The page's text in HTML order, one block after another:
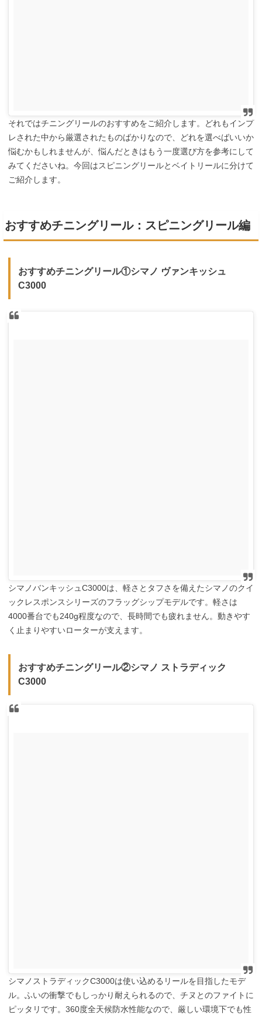
それではチニングリールのおすすめをご紹介します。どれもインプ
レされた中から厳選されたものばかりなので、どれを選べばいいか
悩むかもしれませんが、悩んだときはもう一度選び方を参考にして
みてくださいね。今回はスピニングリールとベイトリールに分けて
ご紹介します。
おすすめチニングリール：スピニングリール編
おすすめチニングリール①シマノ ヴァンキッシュ
C3000
シマノバンキッシュC3000は、軽さとタフさを備えたシマノのクイ
ックレスポンスシリーズのフラッグシップモデルです。軽さは
4000番台でも240g程度なので、長時間でも疲れません。動きやす
く止まりやすいローターが支えます。
おすすめチニングリール②シマノ ストラディック
C3000
シマノストラディックC3000は使い込めるリールを目指したモデ
ル。ふいの衝撃でもしっかり耐えられるので、チヌとのファイトに
ピッタリです。360度全天候防水性能なので、厳しい環境下でも性